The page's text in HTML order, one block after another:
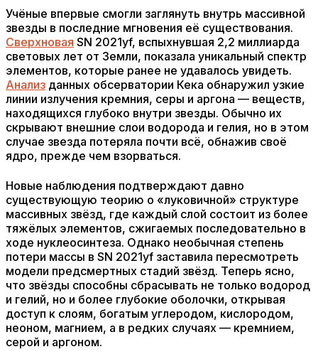
Учёные впервые смогли заглянуть внутрь массивной
звезды в последние мгновения её существования.
Сверхновая SN 2021yf, вспыхнувшая 2,2 миллиарда
световых лет от Земли, показала уникальный спектр
элементов, которые ранее не удавалось увидеть.
Анализ данных обсерватории Кека обнаружил узкие
линии излучения кремния, серы и аргона — веществ,
находящихся глубоко внутри звезды. Обычно их
скрывают внешние слои водорода и гелия, но в этом
случае звезда потеряла почти всё, обнажив своё
ядро, прежде чем взорваться.
Новые наблюдения подтверждают давно
существующую теорию о «луковичной» структуре
массивных звёзд, где каждый слой состоит из более
тяжёлых элементов, сжигаемых последовательно в
ходе нуклеосинтеза. Однако необычная степень
потери массы в SN 2021yf заставила пересмотреть
модели предсмертных стадий звёзд. Теперь ясно,
что звёзды способны сбрасывать не только водород
и гелий, но и более глубокие оболочки, открывая
доступ к слоям, богатым углеродом, кислородом,
неоном, магнием, а в редких случаях — кремнием,
серой и аргоном.